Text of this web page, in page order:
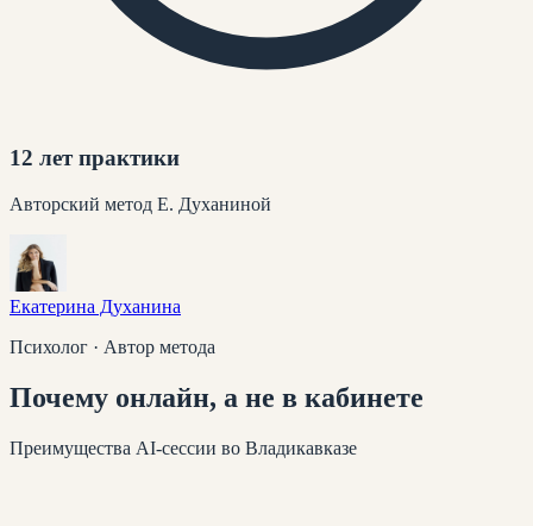
12 лет практики
Авторский метод Е. Духаниной
Екатерина Духанина
Психолог · Автор метода
Почему онлайн, а не в кабинете
Преимущества AI-сессии во Владикавказе